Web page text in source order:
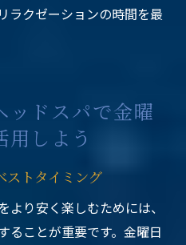
ラクゼーションの時間を最
ッドスパで金曜
用しよう
ストタイミング
り安く楽しむためには、
ることが重要です。金曜日